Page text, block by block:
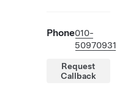
Phone010-
50970931
Request
Callback